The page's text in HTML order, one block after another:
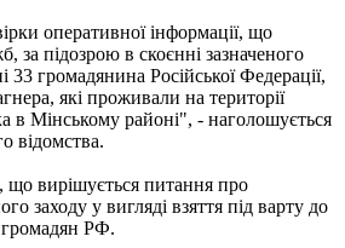
оперативної інформації, що
за підозрою в скоєнні зазначеного
33 громадянина Російської Федерації,
які проживали на території
в Мінському районі", - наголошується
відомства.
що вирішується питання про
заходу у вигляді взяття під варту до
громадян РФ.